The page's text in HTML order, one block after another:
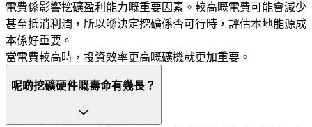
電費係影響挖礦盈利能力嘅重要因素。較高嘅電費可能會減少
甚至抵消利潤，所以喺決定挖礦係否可行時，評估本地能源成
本係好重要。
當電費較高時，投資效率更高嘅礦機就更加重要。
呢啲挖礦硬件嘅壽命有幾長？